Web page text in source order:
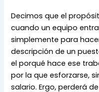
Decimos que el
cuando un equipo
simplemente para
descripción de un
el porqué hace ese
por la que esforzarse,
salario. Ergo, perderá